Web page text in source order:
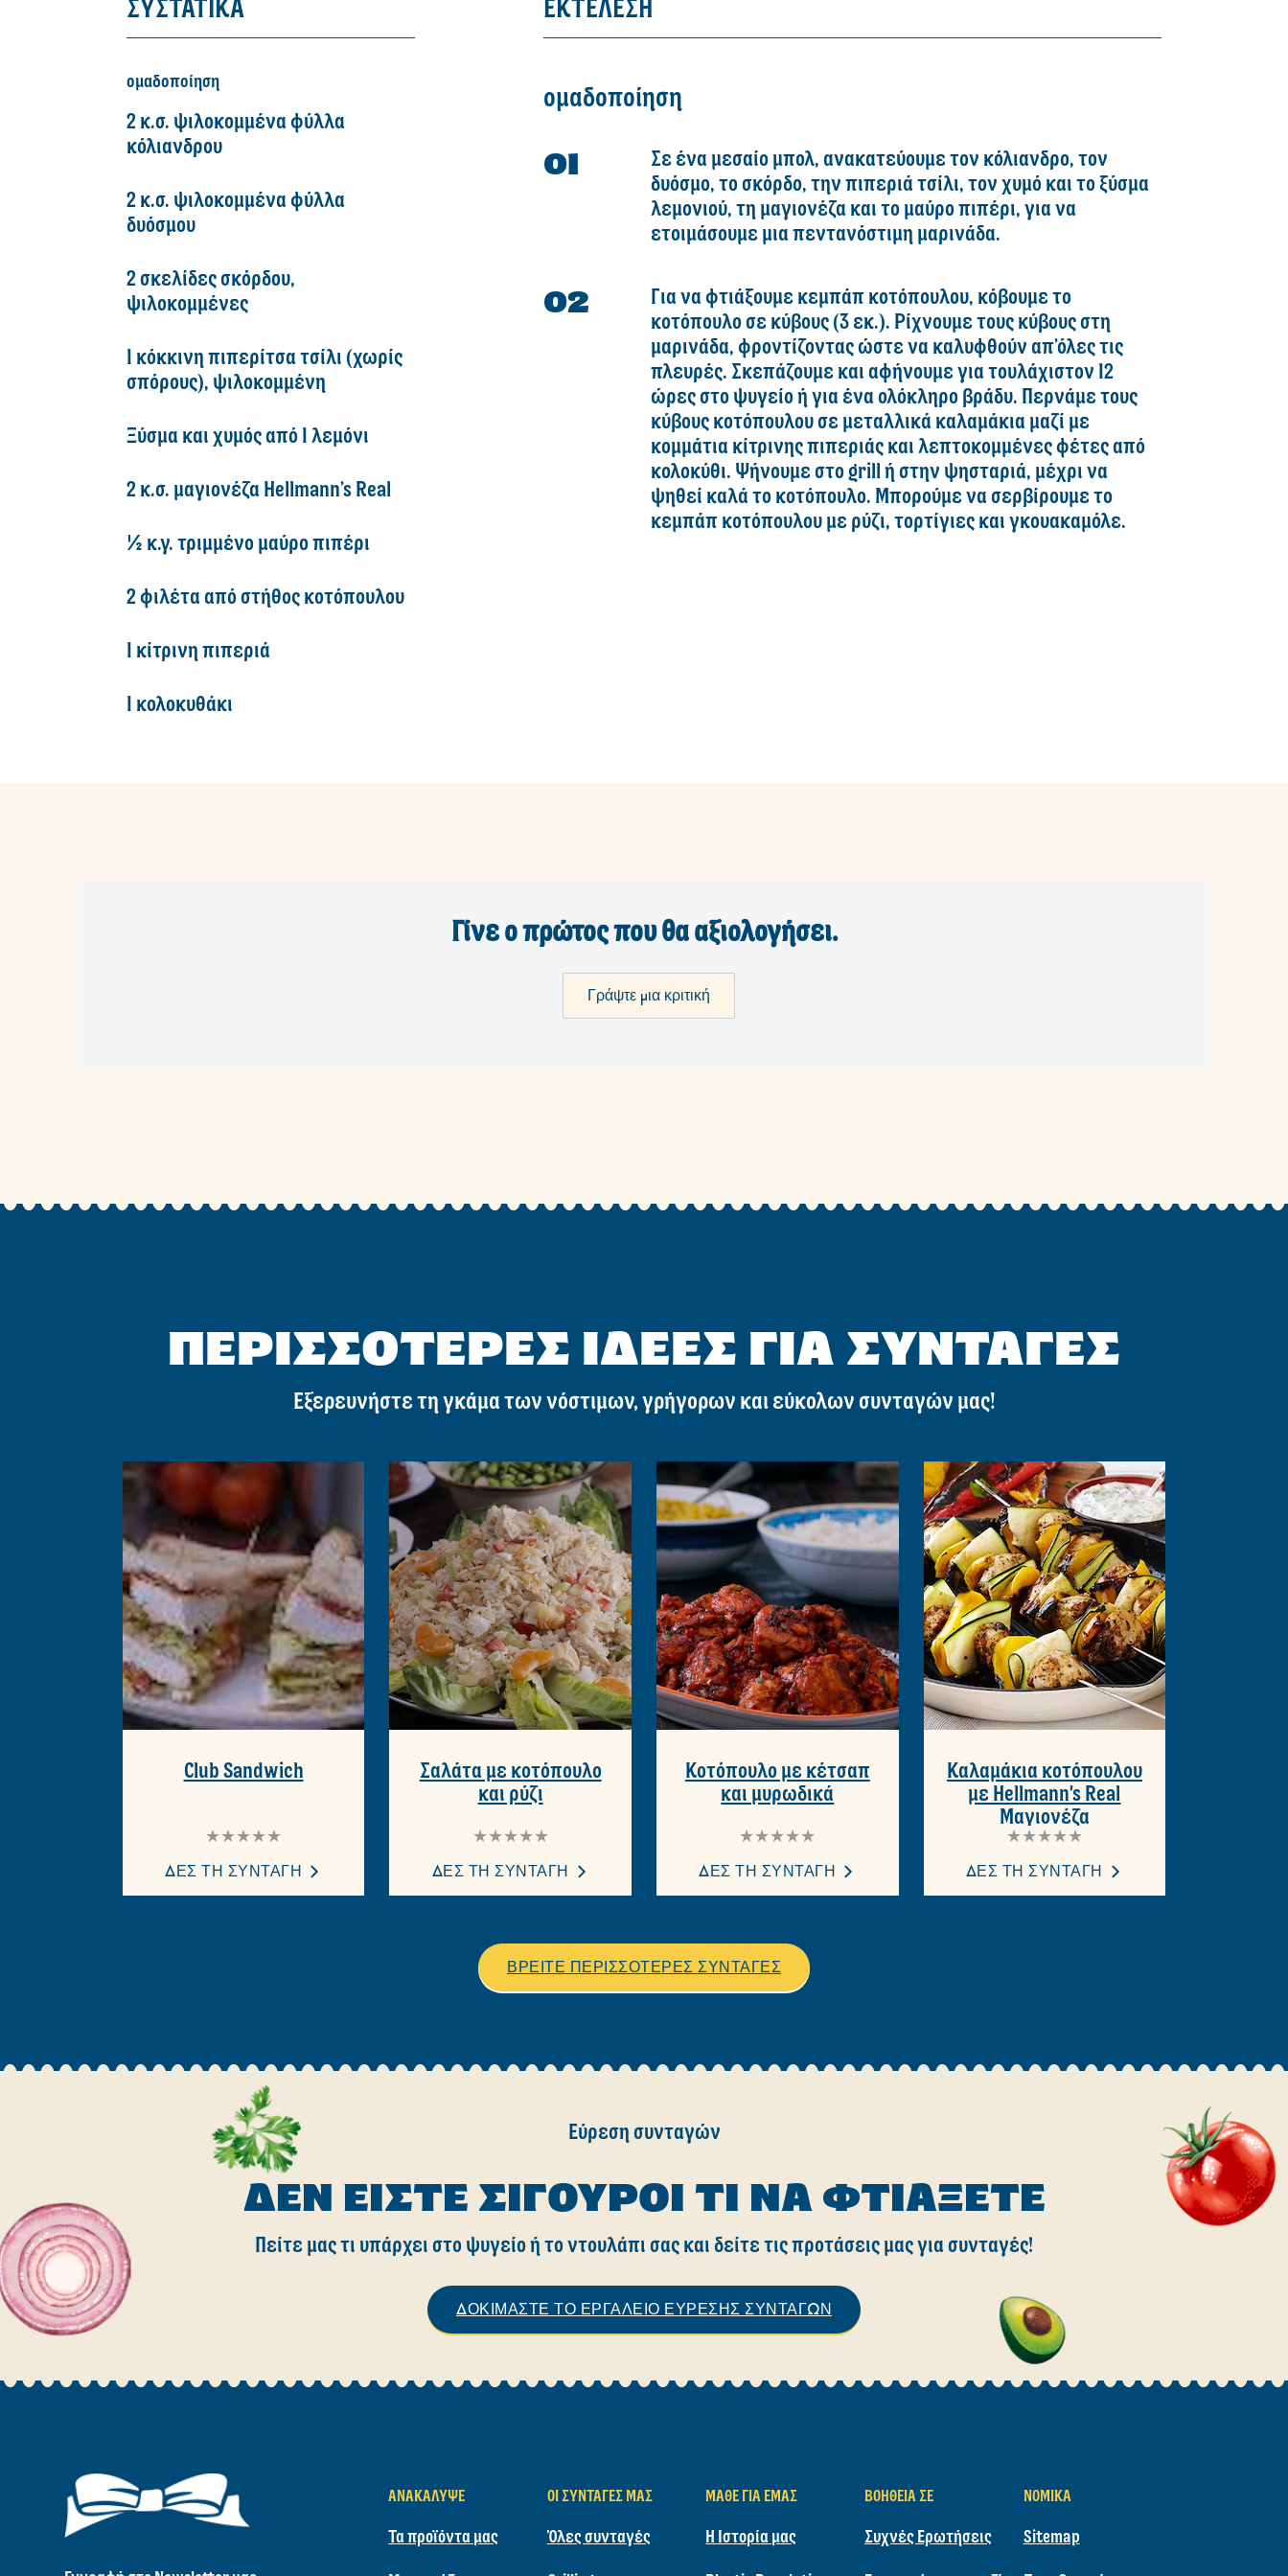
ΣΥΣΤΑΤΙΚΑ
ομαδοποίηση
2 κ.σ. ψιλοκομμένα φύλλα
κόλιανδρου
2 κ.σ. ψιλοκομμένα φύλλα
δυόσμου
2 σκελίδες σκόρδου,
ψιλοκομμένες
1 κόκκινη πιπερίτσα τσίλι (χωρίς
σπόρους), ψιλοκομμένη
Ξύσμα και χυμός από 1 λεμόνι
2 κ.σ. μαγιονέζα Hellmann’s Real
½ κ.γ. τριμμένο μαύρο πιπέρι
2 φιλέτα από στήθος κοτόπουλου
1 κίτρινη πιπεριά
1 κολοκυθάκι
ΕΚΤΕΛΕΣΗ
ομαδοποίηση
Σε ένα μεσαίο μπολ, ανακατεύουμε τον κόλιανδρο, τον
δυόσμο, το σκόρδο, την πιπεριά τσίλι, τον χυμό και το ξύσμα
λεμονιού, τη μαγιονέζα και το μαύρο πιπέρι, για να
ετοιμάσουμε μια πεντανόστιμη μαρινάδα.
Για να φτιάξουμε κεμπάπ κοτόπουλου, κόβουμε το
κοτόπουλο σε κύβους (3 εκ.). Ρίχνουμε τους κύβους στη
μαρινάδα, φροντίζοντας ώστε να καλυφθούν απ’όλες τις
πλευρές. Σκεπάζουμε και αφήνουμε για τουλάχιστον 12
ώρες στο ψυγείο ή για ένα ολόκληρο βράδυ. Περνάμε τους
κύβους κοτόπουλου σε μεταλλικά καλαμάκια μαζί με
κομμάτια κίτρινης πιπεριάς και λεπτοκομμένες φέτες από
κολοκύθι. Ψήνουμε στο grill ή στην ψησταριά, μέχρι να
ψηθεί καλά το κοτόπουλο. Μπορούμε να σερβίρουμε το
κεμπάπ κοτόπουλου με ρύζι, τορτίγιες και γκουακαμόλε.
Γίνε ο πρώτος που θα αξιολογήσει.
Γράψτε μια κριτική
ΠΕΡΙΣΣΟΤΕΡΕΣ ΙΔΕΕΣ ΓΙΑ ΣΥΝΤΑΓΕΣ
Εξερευνήστε τη γκάμα των νόστιμων, γρήγορων και εύκολων συνταγών μας!
Δεν
αξιολογήσεις
για
αυτό
Club Sandwich
ΔΕΣ ΤΗ ΣΥΝΤΑΓΗ
Δεν
αξιολογήσεις
για
αυτό
Σαλάτα με κοτόπουλο
και ρύζι
ΔΕΣ ΤΗ ΣΥΝΤΑΓΗ
Δεν
αξιολογήσεις
για
αυτό
Κοτόπουλο με κέτσαπ
και μυρωδικά
ΔΕΣ ΤΗ ΣΥΝΤΑΓΗ
Δεν
αξιολογήσεις
για
αυτό
Καλαμάκια κοτόπουλου
με Hellmann's Real
Mαγιονέζα
ΔΕΣ ΤΗ ΣΥΝΤΑΓΗ
ΒΡΕΙΤΕ ΠΕΡΙΣΣΟΤΕΡΕΣ ΣΥΝΤΑΓΕΣ
Εύρεση συνταγών
ΔΕΝ ΕΊΣΤΕ ΣΊΓΟΥΡΟΙ ΤΙ ΝΑ ΦΤΙΆΞΕΤΕ
Πείτε μας τι υπάρχει στο ψυγείο ή το ντουλάπι σας και δείτε τις προτάσεις μας για συνταγές!
ΔΟΚΙΜΑΣΤΕ ΤΟ ΕΡΓΑΛΕΙΟ ΕΥΡΕΣΗΣ ΣΥΝΤΑΓΩΝ
ΑΝΑΚΆΛΥΨΕ
Τα προϊόντα μας
ΟΙ ΣΥΝΤΑΓΈΣ ΜΑΣ
Όλες συνταγές
ΜΆΘΕ ΓΙΑ ΕΜΆΣ
Η Ιστορία μας
ΒΟΉΘΕΙΑ ΣΕ
Συχνές Ερωτήσεις
ΝΟΜΙΚΆ
Sitemap